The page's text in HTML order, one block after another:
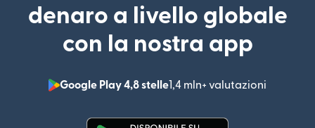
denaro a livello globale
con la nostra app
Google Play 4,8 stelle1,4 mln+ valutazioni